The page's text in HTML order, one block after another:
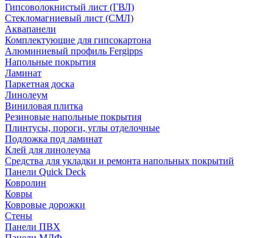
Гипсоволокнистый лист (ГВЛ)
Стекломагниевый лист (СМЛ)
Аквапанели
Комплектующие для гипсокартона
Алюминиевый профиль Fergipps
Напольные покрытия
Ламинат
Паркетная доска
Линолеум
Виниловая плитка
Резиновые напольные покрытия
Плинтусы, пороги, углы отделочные
Подложка под ламинат
Клей для линолеума
Средства для укладки и ремонта напольных покрытий
Панели Quick Deck
Ковролин
Ковры
Ковровые дорожки
Стены
Панели ПВХ